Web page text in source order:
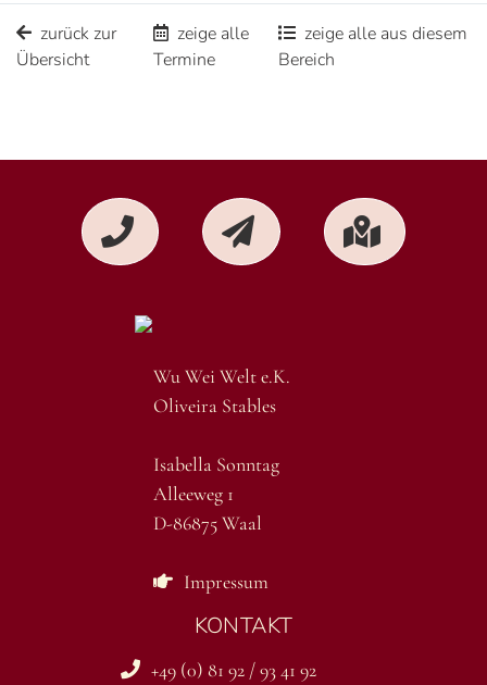
zurück zur
Übersicht
zeige alle
Termine
zeige alle aus diesem
Bereich
Wu Wei Welt e.K.
Oliveira Stables
Isabella Sonntag
Alleeweg 1
D-86875 Waal
Impressum
KONTAKT
+49 (0) 81 92 / 93 41 92